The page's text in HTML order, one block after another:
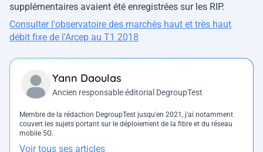
supplémentaires avaient été enregistrées sur les RIP.
Consulter l'observatoire des marchés haut et très haut
débit fixe de l'Arcep au T1 2018
Yann Daoulas
Ancien responsable éditorial DegroupTest
Membre de la rédaction DegroupTest jusqu'en 2021, j'ai notamment
couvert les sujets portant sur le déploiement de la fibre et du réseau
mobile 5G.
Voir tous ses articles